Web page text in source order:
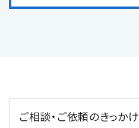
ご相談・ご依頼のきっかけ